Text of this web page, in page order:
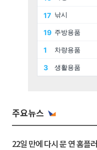
주요뉴스
22일 만에 다시 문 연 홈플